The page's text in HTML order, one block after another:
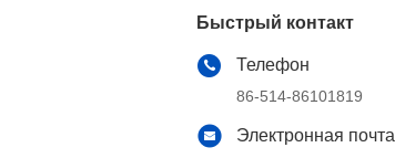
Быстрый контакт
Телефон
86-514-86101819
Электронная почта